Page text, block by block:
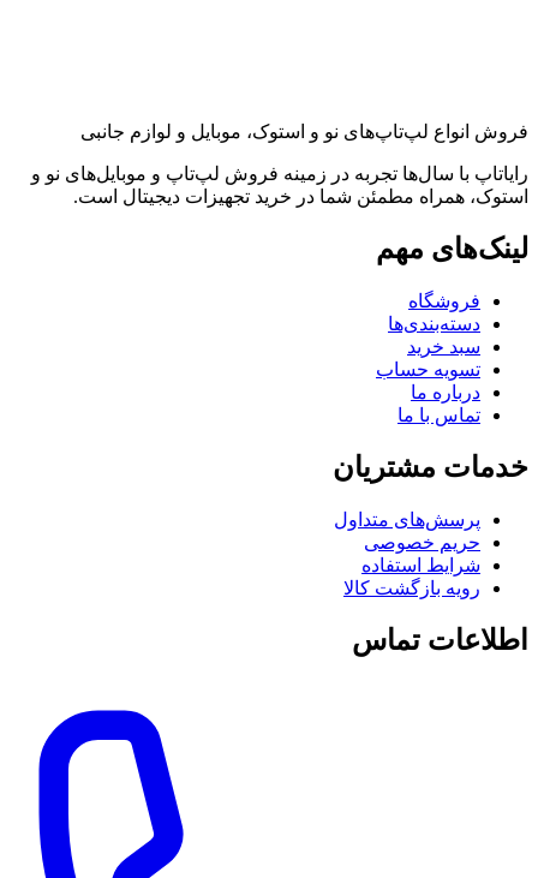
فروش انواع لپ‌تاپ‌های نو و استوک، موبایل و لوازم جانبی
رایاتاپ با سال‌ها تجربه در زمینه فروش لپ‌تاپ و موبایل‌های نو و
استوک، همراه مطمئن شما در خرید تجهیزات دیجیتال است.
لینک‌های مهم
فروشگاه
دسته‌بندی‌ها
سبد خرید
تسویه حساب
درباره ما
تماس با ما
خدمات مشتریان
پرسش‌های متداول
حریم خصوصی
شرایط استفاده
رویه بازگشت کالا
اطلاعات تماس